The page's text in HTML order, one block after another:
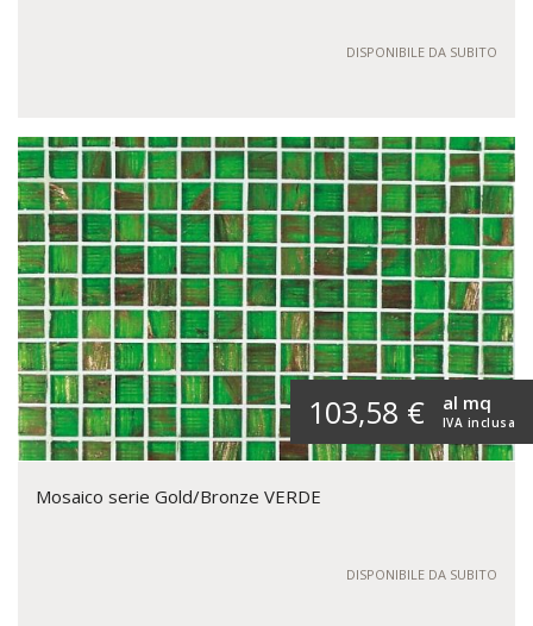
DISPONIBILE DA SUBITO
103,58 € IVA inclusa
al mq
Mosaico serie Gold/Bronze VERDE
DISPONIBILE DA SUBITO